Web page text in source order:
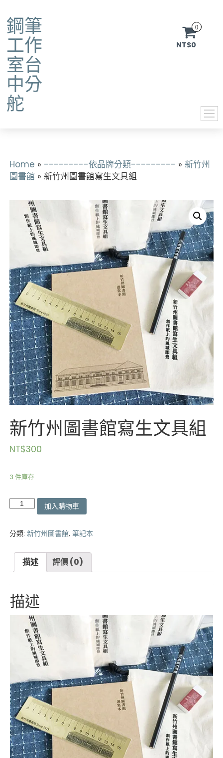
鋼筆
工作
室台
中分
舵
0
NT$0
Home » ---------依品牌分類--------- » 新竹州
圖書館 » 新竹州圖書館寫生文具組
新竹州圖書館寫生文具組
NT$300
3 件庫存
竹
圖
館
生
具
組
加入購物車
分類: 新竹州圖書館, 筆記本
描述 評價 (0)
描述